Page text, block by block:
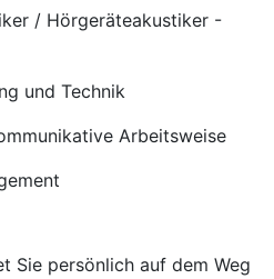
/ Hörgeräteakustiker -
und Technik
Arbeitsweise
Sie persönlich auf dem Weg